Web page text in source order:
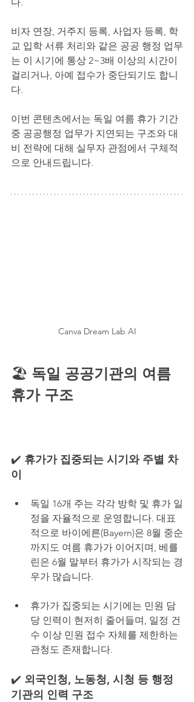
비자 연장, 거주지 등록, 사업자 등록, 학
교 입학 서류 처리와 같은 공공 행정 업무
는 이 시기에 통상 2~3배 이상의 시간이
걸리거나, 아예 접수가 중단되기도 합니
다.
이번 콘텐츠에서는 독일 여름 휴가 기간
중 공공행정 업무가 지연되는 구조와 대
비 전략에 대해 실무자 관점에서 구체적
으로 안내드립니다.
Canva Dream Lab AI
🏖️ 독일 공공기관의 여름
휴가 구조
✔️ 휴가가 집중되는 시기와 주별 차
이
독일 16개 주는 각각 방학 및 휴가 일
정을 자율적으로 운영합니다. 대표
적으로 바이에른(Bayern)은 8월 중순
까지도 여름 휴가가 이어지며, 베를
린은 6월 말부터 휴가가 시작되는 경
우가 많습니다.
휴가가 집중되는 시기에는 민원 담
당 인력이 현저히 줄어들며, 일정 건
수 이상 민원 접수 자체를 제한하는
관청도 존재합니다.
✔️ 외국인청, 노동청, 시청 등 행정
기관의 인력 구조